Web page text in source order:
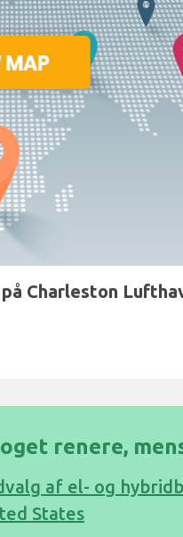
Charleston
renere,
af el- og
States